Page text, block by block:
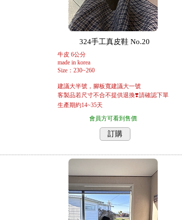
324手工真皮鞋 No.20
牛皮 6公分
made in korea
Size：230~260
建議大半號，腳板寬建議大一號
客製品若尺寸不合不提供退換❣️請確認下單
生產期約14~35天
會員方可看到售價
訂購